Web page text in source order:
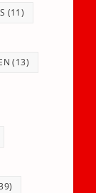
(11)
(13)